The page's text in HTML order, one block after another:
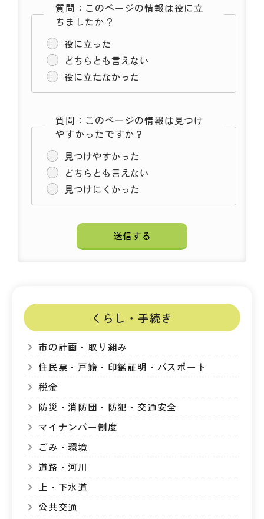
質問：このページの情報は役に立
ちましたか？
役に立った
どちらとも言えない
役に立たなかった
質問：このページの情報は見つけ
やすかったですか？
見つけやすかった
どちらとも言えない
見つけにくかった
くらし・手続き
市の計画・取り組み
住民票・戸籍・印鑑証明・パスポート
税金
防災・消防団・防犯・交通安全
マイナンバー制度
ごみ・環境
道路・河川
上・下水道
公共交通